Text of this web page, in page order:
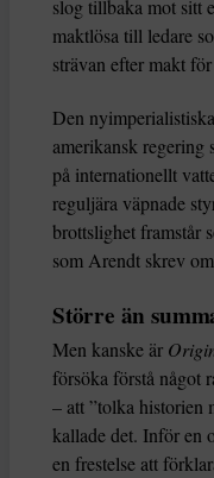
slog tillbaka mot sitt
maktlösa till ledare
strävan efter makt
Den
amerikansk regering
på internationellt
reguljära väpnade
brottslighet framstår
som Arendt skrev
Större än
Men kanske är
försöka förstå något
– att ”tolka historien
kallade det. Inför en
en frestelse att